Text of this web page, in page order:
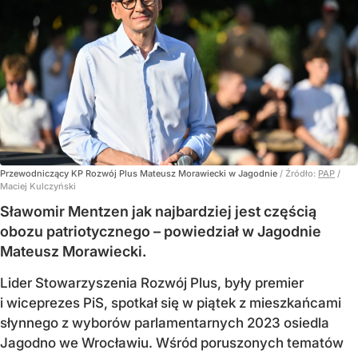
Przewodniczący KP Rozwój Plus Mateusz Morawiecki w Jagodnie / Źródło: PAP /
Maciej Kulczyński
Sławomir Mentzen jak najbardziej jest częścią
obozu patriotycznego – powiedział w Jagodnie
Mateusz Morawiecki.
Lider Stowarzyszenia Rozwój Plus, były premier
i wiceprezes PiS, spotkał się w piątek z mieszkańcami
słynnego z wyborów parlamentarnych 2023 osiedla
Jagodno we Wrocławiu. Wśród poruszonych tematów